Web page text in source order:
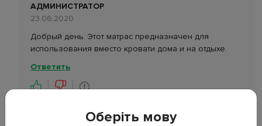
АДМИНИСТРАТОР
23.06.2020
Добрый день. Этот матрас предназначен для
использования вместо кровати дома и на отдыхе.
Ответить
Оберіть мову